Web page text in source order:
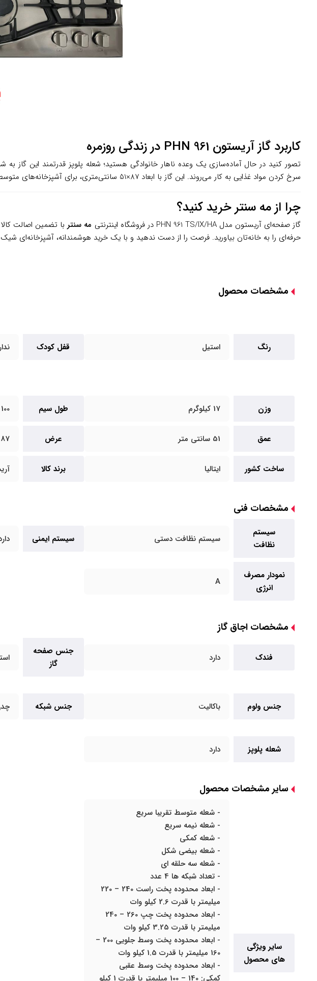
کاربرد گاز آریستون PHN 961 در زندگی روزمره
تصور کنید در حال آماده‌سازی یک وعده ناهار خانوادگی هستید؛ شعله پلوپز قدرتمند این
سرخ کردن مواد غذایی به کار می‌روند. این گاز با ابعاد 87×51 سانتی‌متری، برای آشپزخانه‌های متوسط تا بزرگ ایرانی کاملاً مناسب است و به‌راحتی با دکوراسیون مدرن یا کلاسیک هماهنگ می‌شود.
چرا از مه سنتر خرید کنید؟
گاز صفحه‌ای آریستون مدل PHN 961 TS/IX/HA در فروشگاه اینترنتی مه سنتربا تضمین اصالت
حرفه‌ای را به خانه‌تان بیاورید. فرصت را از دست ندهید و با یک خرید هوشمندانه، آشپزخانه‌ای شیک
مشخصات محصول
رنگ استیل قفل کودک
وزن 17 کیلوگرم طول سیم 100 سانتی متر
عمق 51 سانتی متر عرض 87 سانتی متر
ساخت کشور ایتالیا برند کالا
مشخصات فنی
سیستم
نظافت
سیستم نظافت دستی سیستم ایمنی
نمودار مصرف
انرژی
A
مشخصات اجاق گاز
فندک دارد
جنس صفحه
گاز
جنس ولوم باکالیت جنس شبکه
شعله پلوپز دارد
سایر مشخصات محصول
سایر ویژگی
های محصول
- شعله متوسط تقریبا سریع
- شعله نیمه سریع
- شعله کمکی
- شعله بیضی شکل
- شعله سه حلقه ای
- تعداد شبکه ها 4 عدد
- ابعاد محدوده پخت راست 240 – 220
میلیمتر با قدرت 2.6 کیلو وات
- ابعاد محدوده پخت چپ 260 – 240
میلیمتر با قدرت 3.25 کیلو وات
- ابعاد محدوده پخت وسط جلویی 200 –
160 میلیمتر با قدرت 1.5 کیلو وات
- ابعاد محدوده پخت وسط عقبی
کمکی: 140 – 100 میلیمتر با قدرت 1 کیلو